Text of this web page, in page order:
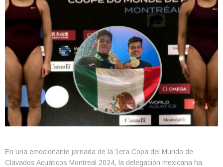
En una emocionante jornada de la 1era Copa del Mundo de
Clavados Acuáticos Montreal 2024, la delegación mexicana ha